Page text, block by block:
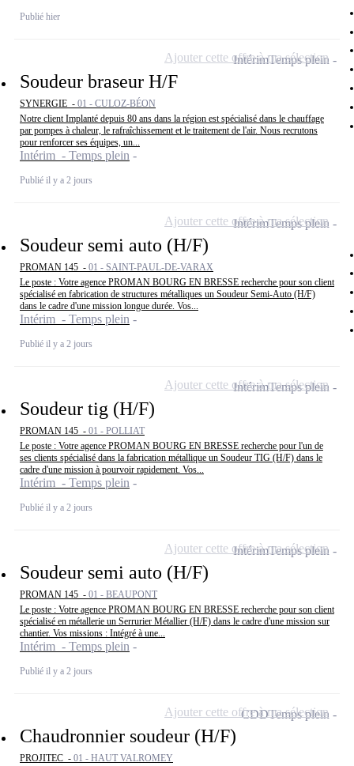
Publié hier
Soudeur braseur H/F
SYNERGIE - 01 - CULOZ-BÉON
Notre client Implanté depuis 80 ans dans la région est spécialisé dans le chauffage
par pompes à chaleur, le rafraîchissement et le traitement de l'air. Nous recrutons
pour renforcer ses équipes, un...
Intérim - Temps plein
Publié il y a 2 jours
IntérimTemps plein
Ajouter cette offre à ma sélection
Soudeur semi auto (H/F)
PROMAN 145 - 01 - SAINT-PAUL-DE-VARAX
Le poste : Votre agence PROMAN BOURG EN BRESSE recherche pour son client
spécialisé en fabrication de structures métalliques un Soudeur Semi-Auto (H/F)
dans le cadre d'une mission longue durée. Vos...
Intérim - Temps plein
Publié il y a 2 jours
IntérimTemps plein
Ajouter cette offre à ma sélection
Soudeur tig (H/F)
PROMAN 145 - 01 - POLLIAT
Le poste : Votre agence PROMAN BOURG EN BRESSE recherche pour l'un de
ses clients spécialisé dans la fabrication métallique un Soudeur TIG (H/F) dans le
cadre d'une mission à pourvoir rapidement. Vos...
Intérim - Temps plein
Publié il y a 2 jours
IntérimTemps plein
Ajouter cette offre à ma sélection
Soudeur semi auto (H/F)
PROMAN 145 - 01 - BEAUPONT
Le poste : Votre agence PROMAN BOURG EN BRESSE recherche pour son client
spécialisé en métallerie un Serrurier Métallier (H/F) dans le cadre d'une mission sur
chantier. Vos missions : Intégré à une...
Intérim - Temps plein
Publié il y a 2 jours
IntérimTemps plein
Ajouter cette offre à ma sélection
Chaudronnier soudeur (H/F)
PROJITEC - 01 - HAUT VALROMEY
CDDTemps plein
Ajouter cette offre à ma sélection